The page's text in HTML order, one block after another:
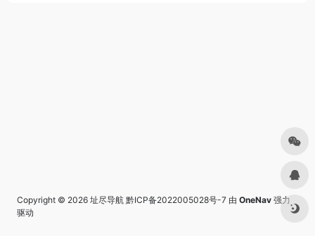
Copyright © 2026 址尽导航 黔ICP备2022005028号-7 由 OneNav 强力
驱动